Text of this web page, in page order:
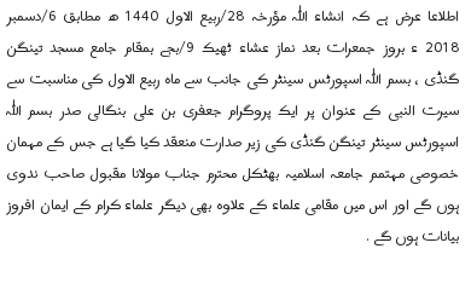
اطلاعا عرض ہے کہ انشاء اللہ مؤرخہ 28/ربیع الاول 1440 ھ مطابق 6/دسمبر
2018 ء بروز جمعرات بعد نماز عشاء ٹھیک 9/بجے بمقام جامع مسجد تینگن
گنڈی ، بسم اللہ اسپورٹس سینٹر کی جانب سے ماہ ربیع الاول کی مناسبت سے
سیرت النبی کے عنوان پر ایک پروگرام جعفری بن علی بنگالی صدر بسم اللہ
اسپورٹس سینٹر تینگن گنڈی کی زیر صدارت منعقد کیا گیا ہے جس کے مہمان
خصوصی مہتمم جامعہ اسلامیہ بھٹکل محترم جناب مولانا مقبول صاحب ندوی
ہوں گے اور اس میں مقامی علماء کے علاوہ بھی دیگر علماء کرام کے ایمان افروز
بیانات ہوں گے .